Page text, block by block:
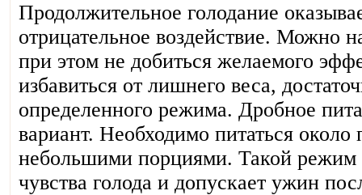
Продолжительное голодание
отрицательное воздействие. Можно
при этом не добиться желаемого
избавиться от лишнего веса,
определенного режима. Дробное
вариант. Необходимо питаться около
небольшими порциями. Такой режим
чувства голода и допускает ужин